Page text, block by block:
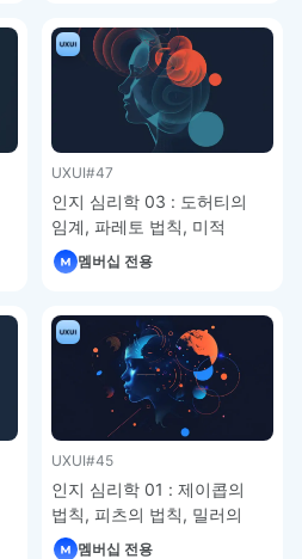
UXUI#47
인지 심리학 03 : 도허티의
임계, 파레토 법칙, 미적
사용성 효과 – UXUI 디자인
강좌 5-13
멤버십 전용
UXUI#45
인지 심리학 01 : 제이콥의
법칙, 피츠의 법칙, 밀러의
법칙, 폰 레스토프 효과,
멤버십 전용